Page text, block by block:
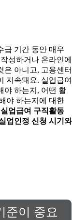
급 기간 동안 매우
성하거나 온라인에
은 아니고, 고용센터
지속돼요. 실업급여
야 하는지, 어떤 활
야 하는지에 대한
실업급여 구직활동
업인정 신청 시기와
준이 중요